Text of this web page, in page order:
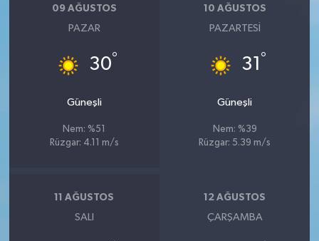
09 AĞUSTOS
PAZAR
30°
Güneşli
Nem: %51
Rüzgar: 4.11 m/s
10 AĞUSTOS
PAZARTESI
31 °
Güneşli
Nem: %39
Rüzgar: 5.39 m/s
11 AĞUSTOS
SALI
12 AĞUSTOS
ÇARŞAMBA